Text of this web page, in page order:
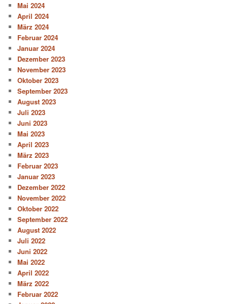
Mai 2024
April 2024
März 2024
Februar 2024
Januar 2024
Dezember 2023
November 2023
Oktober 2023
September 2023
August 2023
Juli 2023
Juni 2023
Mai 2023
April 2023
März 2023
Februar 2023
Januar 2023
Dezember 2022
November 2022
Oktober 2022
September 2022
August 2022
Juli 2022
Juni 2022
Mai 2022
April 2022
März 2022
Februar 2022